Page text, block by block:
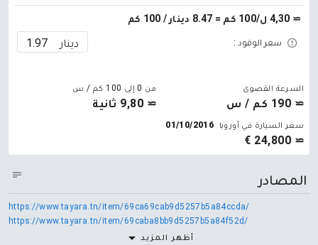
≃ 4,30 ل/100 كم = 8.47 دينار / 100 كم
سعر الوقود : دينار
السرعة القصوى
≃ 190 كم / س
من 0 إلى 100 كم / س
≃ 9,80 ثانية
سعر السيارة في أوروبا 01/10/2016
≃ 24,800 €
المصادر
https://www.tayara.tn/item/69ca69cab9d5257b5a84ccda/
https://www.tayara.tn/item/69caba8bb9d5257b5a84f52d/
أظهر المزيد